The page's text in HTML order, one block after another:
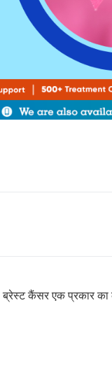
ब्रेस्ट कैंसर एक प्रकार